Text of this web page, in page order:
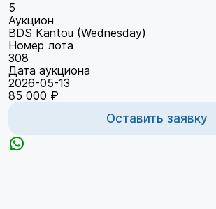
5
Аукцион
BDS Kantou (Wednesday)
Номер лота
308
Дата аукциона
2026-05-13
85 000 ₽
Оставить заявку